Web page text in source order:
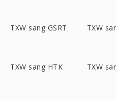
TXW sang GSRT TXW
TXW sang HTK TXW